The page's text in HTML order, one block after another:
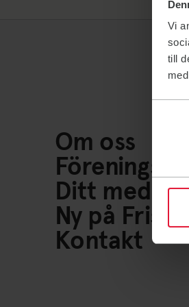
Vi
till
Om oss
Föreningsliv
Ditt
Ny på Friskis
Kontakt